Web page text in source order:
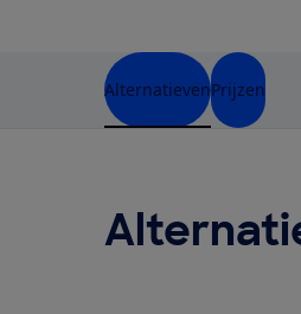
AlternatievenPrijzen